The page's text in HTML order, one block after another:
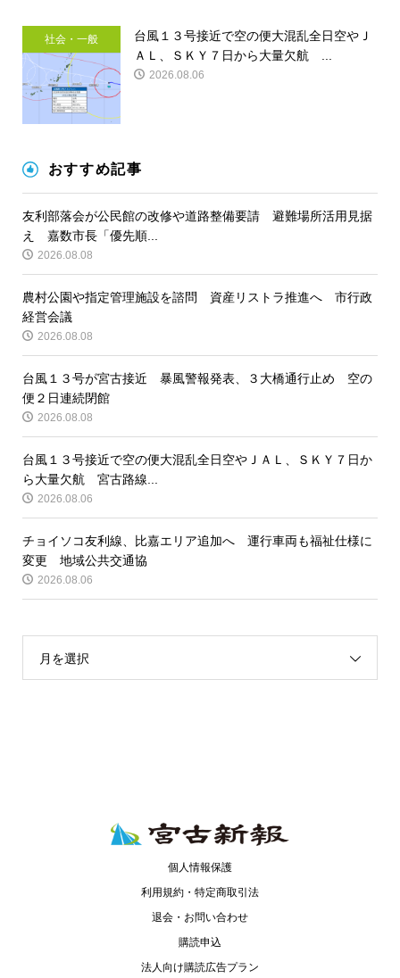
社会・一般
台風１３号接近で空の便大混乱全日空やＪ
ＡＬ、ＳＫＹ７日から大量欠航 ...
2026.08.06
おすすめ記事
友利部落会が公民館の改修や道路整備要請 避難場所活用見据
え 嘉数市長「優先順...
2026.08.08
農村公園や指定管理施設を諮問 資産リストラ推進へ 市行政
経営会議
2026.08.08
台風１３号が宮古接近 暴風警報発表、３大橋通行止め 空の
便２日連続閉館
2026.08.08
台風１３号接近で空の便大混乱全日空やＪＡＬ、ＳＫＹ７日か
ら大量欠航 宮古路線...
2026.08.06
チョイソコ友利線、比嘉エリア追加へ 運行車両も福祉仕様に
変更 地域公共交通協
2026.08.06
月を選択
個人情報保護
利用規約・特定商取引法
退会・お問い合わせ
購読申込
法人向け購読広告プラン